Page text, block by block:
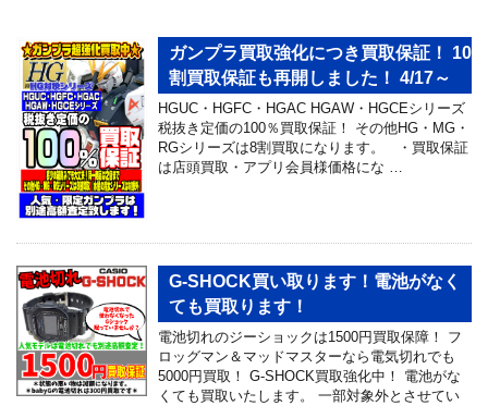
ガンプラ買取強化につき買取保証！ 10
割買取保証も再開しました！ 4/17～
HGUC・HGFC・HGAC HGAW・HGCEシリーズ
税抜き定価の100％買取保証！ その他HG・MG・
RGシリーズは8割買取になります。 ・買取保証
は店頭買取・アプリ会員様価格にな …
G-SHOCK買い取ります！電池がなく
ても買取ります！
電池切れのジーショックは1500円買取保障！ フ
ロッグマン＆マッドマスターなら電気切れでも
5000円買取！ G-SHOCK買取強化中！ 電池がな
くても買取いたします。 一部対象外とさせてい